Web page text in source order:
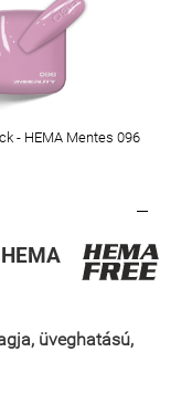
- HEMA Mentes 096
üveghatású,